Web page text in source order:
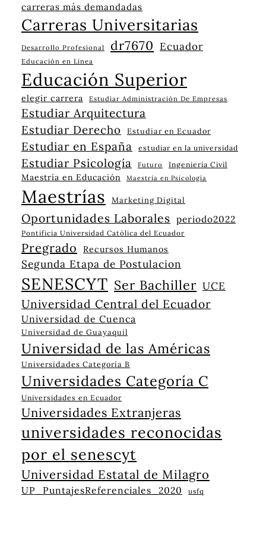
carreras más demandadas
Carreras Universitarias
Desarrollo Profesional dr7670 Ecuador
Educación en Línea
Educación Superior
elegir carrera Estudiar Administración De Empresas
Estudiar Arquitectura
Estudiar Derecho
Estudiar en Ecuador
Estudiar en España estudiar en la universidad
Estudiar Psicología Futuro Ingeniería Civil
Maestría en Educación Maestría en Psicología
Maestrías Marketing Digital
Oportunidades Laborales periodo2022
Pontificia Universidad Católica del Ecuador
Pregrado Recursos Humanos
Segunda Etapa de Postulacion
SENESCYT Ser Bachiller UCE
Universidad Central del Ecuador
Universidad de Cuenca
Universidad de Guayaquil
Universidad de las Américas
Universidades Categoría B
Universidades Categoría C
Universidades en Ecuador
Universidades Extranjeras
universidades reconocidas
por el senescyt
Universidad Estatal de Milagro
UP_PuntajesReferenciales_2020 usfq